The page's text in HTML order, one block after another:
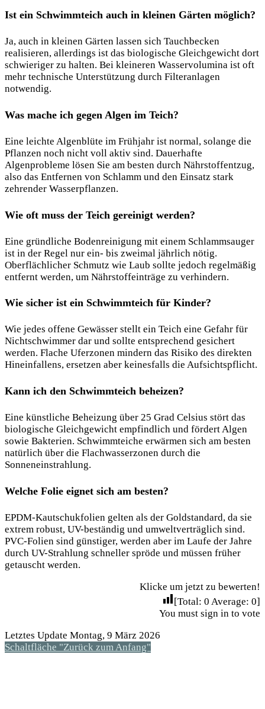
Ist ein Schwimmteich auch in kleinen Gärten möglich?
Ja, auch in kleinen Gärten lassen sich Tauchbecken
realisieren, allerdings ist das biologische Gleichgewicht dort
schwieriger zu halten. Bei kleineren Wasservolumina ist oft
mehr technische Unterstützung durch Filteranlagen
notwendig.
Was mache ich gegen Algen im Teich?
Eine leichte Algenblüte im Frühjahr ist normal, solange die
Pflanzen noch nicht voll aktiv sind. Dauerhafte
Algenprobleme lösen Sie am besten durch Nährstoffentzug,
also das Entfernen von Schlamm und den Einsatz stark
zehrender Wasserpflanzen.
Wie oft muss der Teich gereinigt werden?
Eine gründliche Bodenreinigung mit einem Schlammsauger
ist in der Regel nur ein- bis zweimal jährlich nötig.
Oberflächlicher Schmutz wie Laub sollte jedoch regelmäßig
entfernt werden, um Nährstoffeinträge zu verhindern.
Wie sicher ist ein Schwimmteich für Kinder?
Wie jedes offene Gewässer stellt ein Teich eine Gefahr für
Nichtschwimmer dar und sollte entsprechend gesichert
werden. Flache Uferzonen mindern das Risiko des direkten
Hineinfallens, ersetzen aber keinesfalls die Aufsichtspflicht.
Kann ich den Schwimmteich beheizen?
Eine künstliche Beheizung über 25 Grad Celsius stört das
biologische Gleichgewicht empfindlich und fördert Algen
sowie Bakterien. Schwimmteiche erwärmen sich am besten
natürlich über die Flachwasserzonen durch die
Sonneneinstrahlung.
Welche Folie eignet sich am besten?
EPDM-Kautschukfolien gelten als der Goldstandard, da sie
extrem robust, UV-beständig und umweltverträglich sind.
PVC-Folien sind günstiger, werden aber im Laufe der Jahre
durch UV-Strahlung schneller spröde und müssen früher
getauscht werden.
Klicke um jetzt zu bewerten!
[Total: 0 Average: 0]
You must sign in to vote
Letztes Update Montag, 9 März 2026
Schaltfläche "Zurück zum Anfang"